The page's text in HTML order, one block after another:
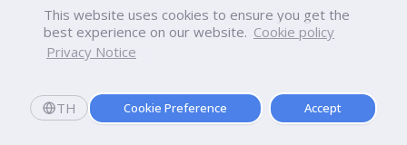
This website uses cookies to ensure you get the
best experience on our website. Cookie policy
Privacy Notice
TH Cookie Preference Accept